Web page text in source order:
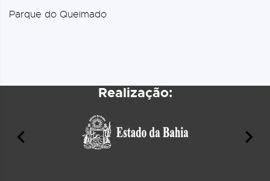
Parque do Queimado
Realização: